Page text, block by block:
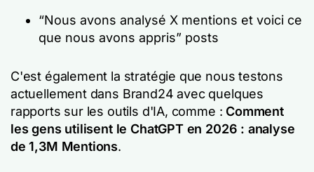
“Nous avons analysé X mentions et voici ce
que nous avons appris” posts
C'est également la stratégie que nous testons
actuellement dans Brand24 avec quelques
rapports sur les outils d'IA, comme : Comment
les gens utilisent le ChatGPT en 2026 : analyse
de 1,3M Mentions.